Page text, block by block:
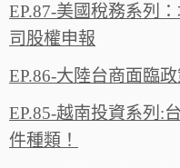
EP.87-美國稅務系列
司股權申報
EP.86-大陸台商面臨
EP.85-越南投資系列:
件種類！